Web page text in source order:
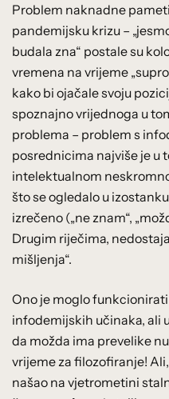
Problem naknadne
pandemijsku krizu –
budala zna“ postale su
vremena na vrijeme
kako bi ojačale svoju
spoznajno vrijednoga u
problema – problem s
posrednicima najviše je u
intelektualnom
što se ogledalo u
izrečeno („ne znam“,
Drugim riječima,
mišljenja“.
Ono je moglo
infodemijskih učinaka, ali
da možda ima prevelike
vrijeme za filozofiranje!
našao na vjetrometini